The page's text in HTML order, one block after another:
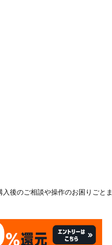
後のご相談や操作のお困りごと